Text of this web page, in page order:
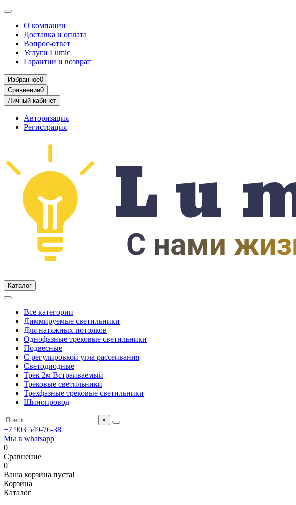
О компании
Доставка и оплата
Вопрос-ответ
Услуги Lumic
Гарантии и возврат
Избранное0
Сравнение0
Личный кабинет
Авторизация
Регистрация
Каталог
Все категории
Диммируемые светильники
Для натяжных потолков
Однофазные трековые светильники
Подвесные
С регулировкой угла рассеивания
Светодиодные
Трек 2м Встраиваемый
Трековые светильники
Трехфазные трековые светильники
Шинопровод
×
+7 903 549-76-38
Мы в whatsapp
0
Сравнение
0
Ваша корзина пуста!
Корзина
Каталог